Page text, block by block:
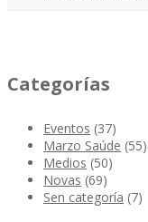
Categorías
Eventos (37)
Marzo Saúde (55)
Medios (50)
Novas (69)
Sen categoría (7)